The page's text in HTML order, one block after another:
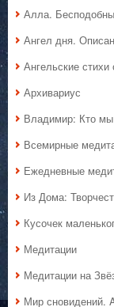
Алла.
Ангел дня.
Ангельские
Архивариус
Владимир: Кто мы
Всемирные
Ежедневные
Из Дома:
Кусочек
Медитации
Медитации на
Мир сновидений.